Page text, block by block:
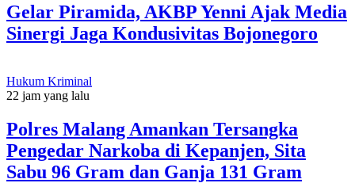
Gelar Piramida, AKBP Yenni Ajak Media
Sinergi Jaga Kondusivitas Bojonegoro
Hukum Kriminal
22 jam yang lalu
Polres Malang Amankan Tersangka
Pengedar Narkoba di Kepanjen, Sita
Sabu 96 Gram dan Ganja 131 Gram